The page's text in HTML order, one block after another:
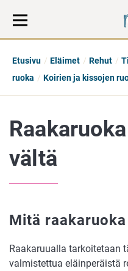
Etusivu Eläimet Rehut
ruoka
Koirien ja kissojen
vältä
Mitä raakaruoka
Raakaruualla tarkoitetaan
valmistettua eläinperäistä